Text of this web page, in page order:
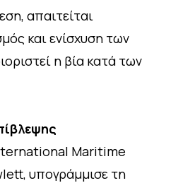
απαιτείται
και ενίσχυση των
η βία κατά των
Maritime
υπογράμμισε τη